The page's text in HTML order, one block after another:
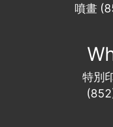
噴畫
特別